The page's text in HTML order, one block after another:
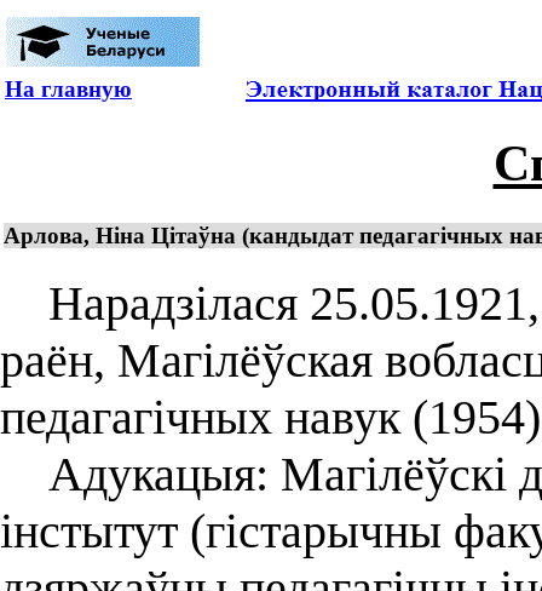
На главную
Арлова, Ніна Цітаўна (кандыдат педагагічных
Нарадзілася
раён, Магілёўская
педагагічных навук
Адукацыя: Магілёўскі
інстытут (гістарычны